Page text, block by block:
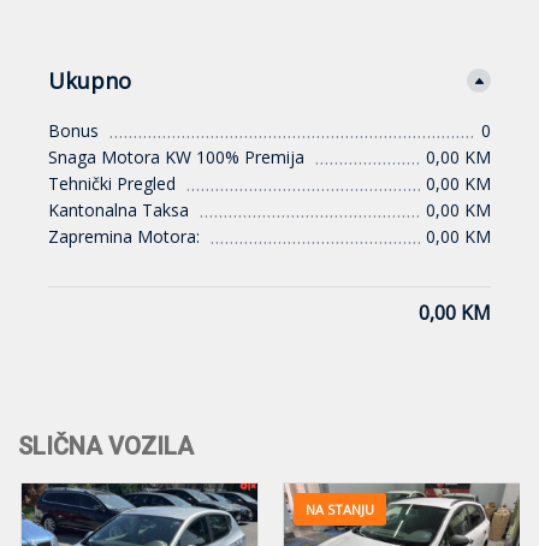
Ukupno
Bonus
0
Snaga Motora KW 100% Premija
0,00 KM
Tehnički Pregled
0,00 KM
Kantonalna Taksa
0,00 KM
Zapremina Motora:
0,00 KM
0,00 KM
SLIČNA VOZILA
NA STANJU